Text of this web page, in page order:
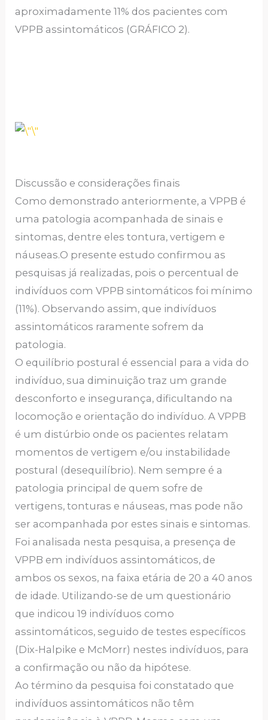
aproximadamente 11% dos pacientes com
VPPB assintomáticos (GRÁFICO 2).
Discussão e considerações finais
Como demonstrado anteriormente, a VPPB é
uma patologia acompanhada de sinais e
sintomas, dentre eles tontura, vertigem e
náuseas.O presente estudo confirmou as
pesquisas já realizadas, pois o percentual de
indivíduos com VPPB sintomáticos foi mínimo
(11%). Observando assim, que indivíduos
assintomáticos raramente sofrem da
patologia.
O equilíbrio postural é essencial para a vida do
indivíduo, sua diminuição traz um grande
desconforto e insegurança, dificultando na
locomoção e orientação do indivíduo. A VPPB
é um distúrbio onde os pacientes relatam
momentos de vertigem e/ou instabilidade
postural (desequilíbrio). Nem sempre é a
patologia principal de quem sofre de
vertigens, tonturas e náuseas, mas pode não
ser acompanhada por estes sinais e sintomas.
Foi analisada nesta pesquisa, a presença de
VPPB em indivíduos assintomáticos, de
ambos os sexos, na faixa etária de 20 a 40 anos
de idade. Utilizando-se de um questionário
que indicou 19 indivíduos como
assintomáticos, seguido de testes específicos
(Dix-Halpike e McMorr) nestes indivíduos, para
a confirmação ou não da hipótese.
Ao término da pesquisa foi constatado que
indivíduos assintomáticos não têm